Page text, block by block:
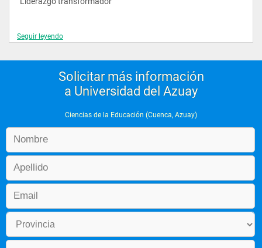
1 materias
Educación potencializadora
Diseño y evaluación curricular
Nivel 7
Investigación educativa
Seguir leyendo
Solicitar más información
a Universidad del Azuay
Ciencias de la Educación (Cuenca, Azuay)